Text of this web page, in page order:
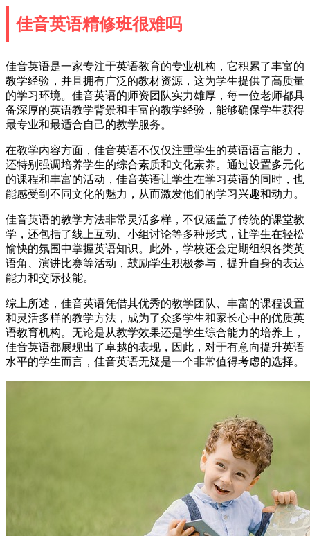
佳音英语精修班很难吗
佳音英语是一家专注于英语教育的专业机构，它积累了丰富的
教学经验，并且拥有广泛的教材资源，这为学生提供了高质量
的学习环境。佳音英语的师资团队实力雄厚，每一位老师都具
备深厚的英语教学背景和丰富的教学经验，能够确保学生获得
最专业和最适合自己的教学服务。
在教学内容方面，佳音英语不仅仅注重学生的英语语言能力，
还特别强调培养学生的综合素质和文化素养。通过设置多元化
的课程和丰富的活动，佳音英语让学生在学习英语的同时，也
能感受到不同文化的魅力，从而激发他们的学习兴趣和动力。
佳音英语的教学方法非常灵活多样，不仅涵盖了传统的课堂教
学，还包括了线上互动、小组讨论等多种形式，让学生在轻松
愉快的氛围中掌握英语知识。此外，学校还会定期组织各类英
语角、演讲比赛等活动，鼓励学生积极参与，提升自身的表达
能力和交际技能。
综上所述，佳音英语凭借其优秀的教学团队、丰富的课程设置
和灵活多样的教学方法，成为了众多学生和家长心中的优质英
语教育机构。无论是从教学效果还是学生综合能力的培养上，
佳音英语都展现出了卓越的表现，因此，对于有意向提升英语
水平的学生而言，佳音英语无疑是一个非常值得考虑的选择。